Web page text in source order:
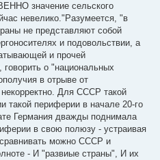
значение сельского
невелико."Разумеется, "в
не представляют собой
и подовольствии, а
и прочей
о "национальных
в отрыве от
Для СССР такой
такой периферии в начале 20-го
Германия дважды поднимала
в свою полюзу - устраивая
можно СССР и
- И "развиые страны", И их